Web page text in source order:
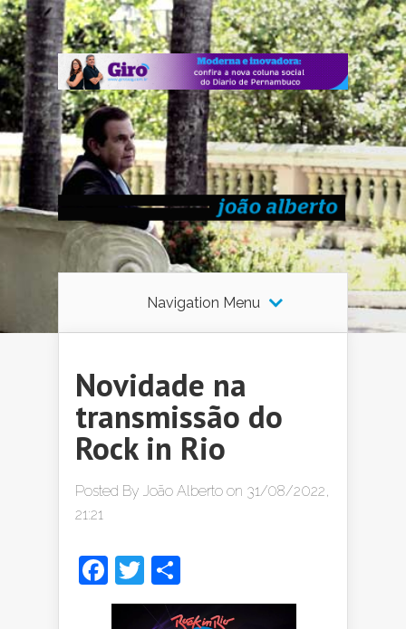
Navigation Menu
Novidade na
transmissão do
Rock in Rio
Posted By João Alberto on 31/08/2022,
21:21
Facebook
Twitter